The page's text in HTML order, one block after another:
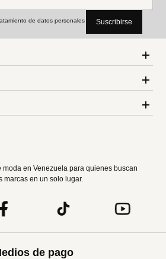
de datos personales Suscribirse
moda en Venezuela para quienes buscan
marcas en un solo lugar.
de pago